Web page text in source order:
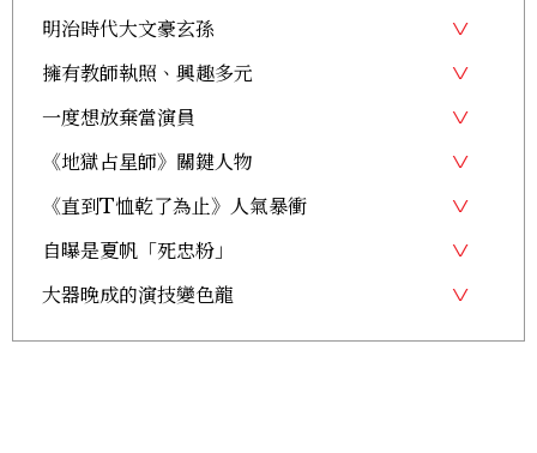
明治時代大文豪玄孫
擁有教師執照、興趣多元
一度想放棄當演員
《地獄占星師》關鍵人物
《直到T恤乾了為止》人氣暴衝
自曝是夏帆「死忠粉」
大器晚成的演技變色龍